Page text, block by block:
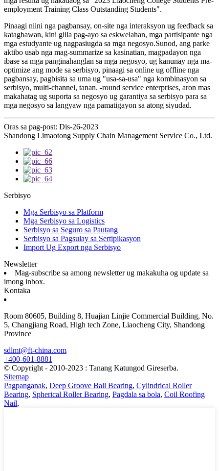
employment Training Class Outstanding Students".
Pinaagi niini nga pagbansay, on-site nga interaksyon ug feedback sa
katagbawan, kini giila pag-ayo sa eskwelahan, mga partisipante nga
mga estudyante ug nagpasiugda sa mga negosyo.Sunod, ang parke
aktibo usab nga mag-summarize sa kasinatian, magpadayon nga
ibase sa mga panginahanglan sa mga negosyo, ug kanunay nga ma-
optimize ang mode sa serbisyo, pinaagi sa online ug offline nga
pagbansay, pagbisita sa uma ug "usa-sa-usa" nga kombinasyon sa
serbisyo, multi-channel, tanan. -round service enterprises, aron mas
makahatag ug suporta sa negosyo ug garantiya sa serbisyo para sa
mga negosyo sa langyaw nga pamatigayon sa atong siyudad.
Oras sa pag-post: Dis-26-2023
Shandong Limaotong Supply Chain Management Service Co., Ltd.
Serbisyo
Mga Serbisyo sa Platform
Mga Serbisyo sa Logistics
Serbisyo sa Seguro sa Pautang
Serbisyo sa Pagsulay sa Sertipikasyon
Import Ug Export nga Serbisyo
Newsletter
Mag-subscribe sa among newsletter ug makakuha og update sa
imong inbox.
Kontaka
Room 80605, Building 8, Huajian Linjie Commercial Building, No.
5, Changjiang Road, High tech Zone, Liaocheng City, Shandong
Province
sdlmt@ft-china.com
+400-601-8881
© Copyright - 2010-2023 : Tanang Katungod Gireserba.
Sitemap
Pagpanganak, Deep Groove Ball Bearing, Cylindrical Roller
Bearing, Spherical Roller Bearing, Pagdala sa bola, Coil Roofing
Nail,